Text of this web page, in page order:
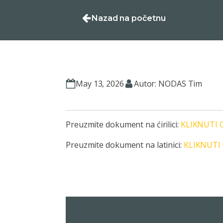
Nazad na početnu
May 13, 2026 Autor: NODAS Tim
Preuzmite dokument na ćirilici: KLIKNUTI
Preuzmite dokument na latinici: KLIKNUTI